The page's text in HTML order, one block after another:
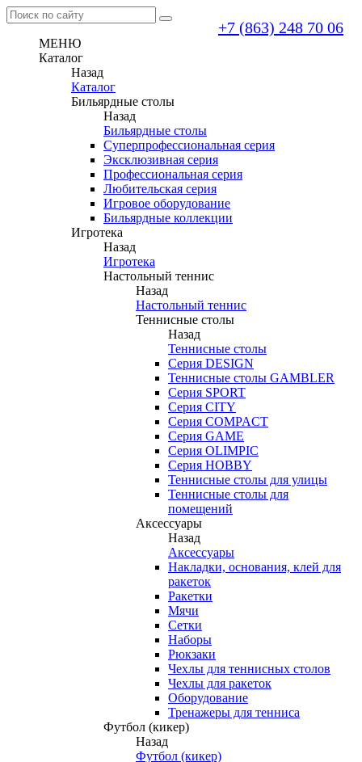
+7 (863) 248 70 06
МЕНЮ
Каталог
Назад
Каталог
Бильярдные столы
Назад
Бильярдные столы
Суперпрофессиональная серия
Эксклюзивная серия
Профессиональная серия
Любительская серия
Игровое оборудование
Бильярдные коллекции
Игротека
Назад
Игротека
Настольный теннис
Назад
Настольный теннис
Теннисные столы
Назад
Теннисные столы
Серия DESIGN
Теннисные столы GAMBLER
Серия SPORT
Серия CITY
Серия COMPACT
Серия GAME
Серия OLIMPIC
Серия HOBBY
Теннисные столы для улицы
Теннисные столы для
помещений
Аксессуары
Назад
Аксессуары
Накладки, основания, клей для
ракеток
Ракетки
Мячи
Сетки
Наборы
Рюкзаки
Чехлы для теннисных столов
Чехлы для ракеток
Оборудование
Тренажеры для тенниса
Футбол (кикер)
Назад
Футбол (кикер)